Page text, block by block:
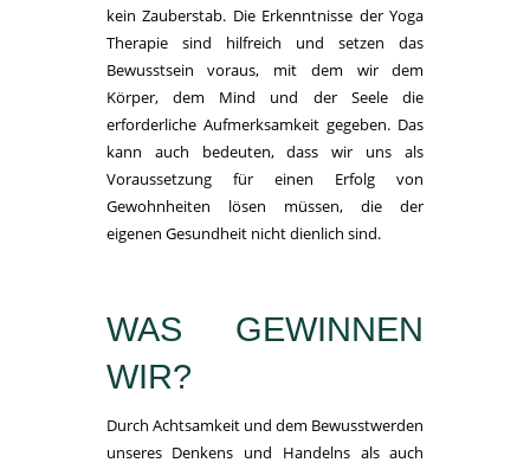
kein Zauberstab. Die Erkenntnisse der Yoga
Therapie sind hilfreich und setzen das
Bewusstsein voraus, mit dem wir dem
Körper, dem Mind und der Seele die
erforderliche Aufmerksamkeit gegeben. Das
kann auch bedeuten, dass wir uns als
Voraussetzung für einen Erfolg von
Gewohnheiten lösen müssen, die der
eigenen Gesundheit nicht dienlich sind.
WAS GEWINNEN
WIR?
Durch Achtsamkeit und dem Bewusstwerden
unseres Denkens und Handelns als auch